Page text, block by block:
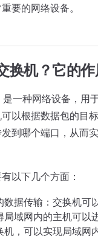
要的网络设备。
换机？它的
一种网络设备，用
以根据数据包的目
到哪个端口，从而
以下几个方面：
数据传输：交换机可
局域网内的主机可以
机，可以实现局域网